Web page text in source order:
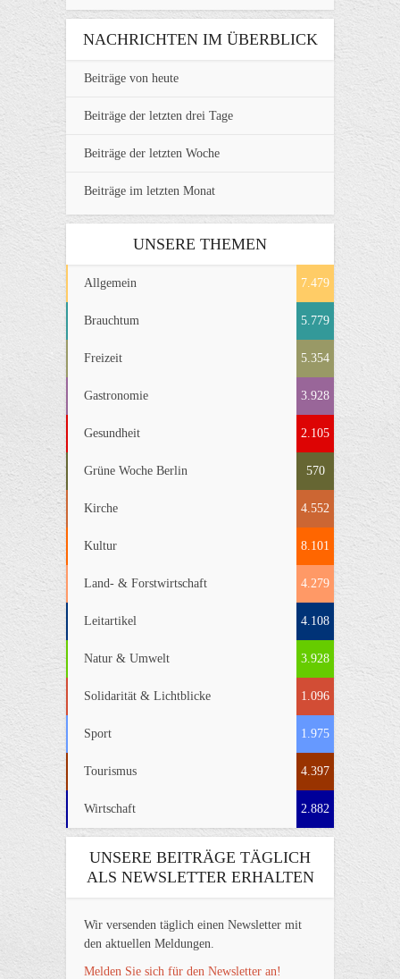
NACHRICHTEN IM ÜBERBLICK
Beiträge von heute
Beiträge der letzten drei Tage
Beiträge der letzten Woche
Beiträge im letzten Monat
UNSERE THEMEN
Allgemein 7.479
Brauchtum 5.779
Freizeit 5.354
Gastronomie 3.928
Gesundheit 2.105
Grüne Woche Berlin 570
Kirche 4.552
Kultur 8.101
Land- & Forstwirtschaft 4.279
Leitartikel 4.108
Natur & Umwelt 3.928
Solidarität & Lichtblicke 1.096
Sport 1.975
Tourismus 4.397
Wirtschaft 2.882
UNSERE BEITRÄGE TÄGLICH
ALS NEWSLETTER ERHALTEN
Wir versenden täglich einen Newsletter mit
den aktuellen Meldungen.
Melden Sie sich für den Newsletter an!